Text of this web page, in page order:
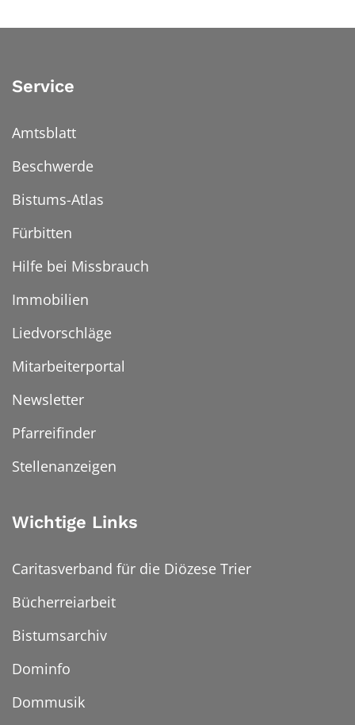
Service
Amtsblatt
Beschwerde
Bistums-Atlas
Fürbitten
Hilfe bei Missbrauch
Immobilien
Liedvorschläge
Mitarbeiterportal
Newsletter
Pfarreifinder
Stellenanzeigen
Wichtige Links
Caritasverband für die Diözese Trier
Bücherreiarbeit
Bistumsarchiv
Dominfo
Dommusik